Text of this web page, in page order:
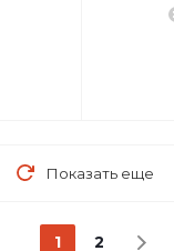
Показать еще
1 2